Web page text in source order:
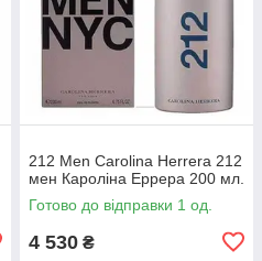
212 Men Carolina Herrera 212
мен Кароліна Еррера 200 мл.
Готово до відправки 1 од.
4 530 ₴